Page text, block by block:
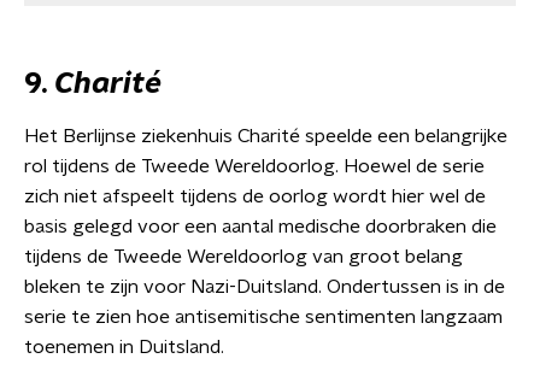
9. Charité
Het Berlijnse ziekenhuis Charité speelde een belangrijke
rol tijdens de Tweede Wereldoorlog. Hoewel de serie
zich niet afspeelt tijdens de oorlog wordt hier wel de
basis gelegd voor een aantal medische doorbraken die
tijdens de Tweede Wereldoorlog van groot belang
bleken te zijn voor Nazi-Duitsland. Ondertussen is in de
serie te zien hoe antisemitische sentimenten langzaam
toenemen in Duitsland.